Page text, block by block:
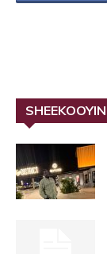
SHEEKOOYIN